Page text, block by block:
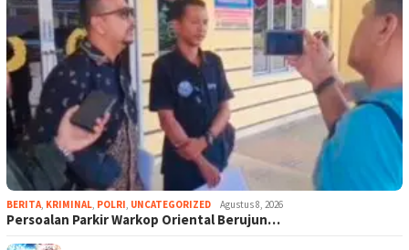
BERITA, KRIMINAL, POLRI, UNCATEGORIZED Agustus 8, 2026
Persoalan Parkir Warkop Oriental Berujun…